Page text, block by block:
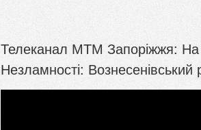
Телеканал МТМ Запоріжжя: На
Незламності: